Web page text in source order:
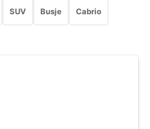
SUV Busje Cabrio